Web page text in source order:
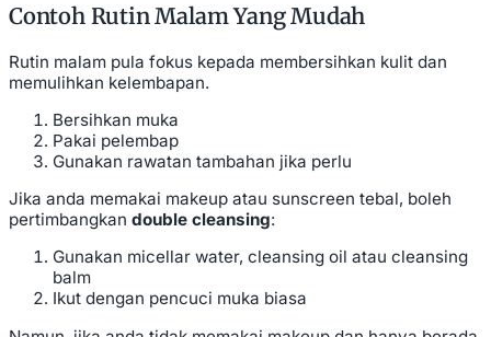
Contoh Rutin Malam Yang Mudah
Rutin malam pula fokus kepada membersihkan kulit dan
memulihkan kelembapan.
Bersihkan muka
Pakai pelembap
Gunakan rawatan tambahan jika perlu
Jika anda memakai makeup atau sunscreen tebal, boleh
pertimbangkan double cleansing:
Gunakan micellar water, cleansing oil atau cleansing
balm
Ikut dengan pencuci muka biasa